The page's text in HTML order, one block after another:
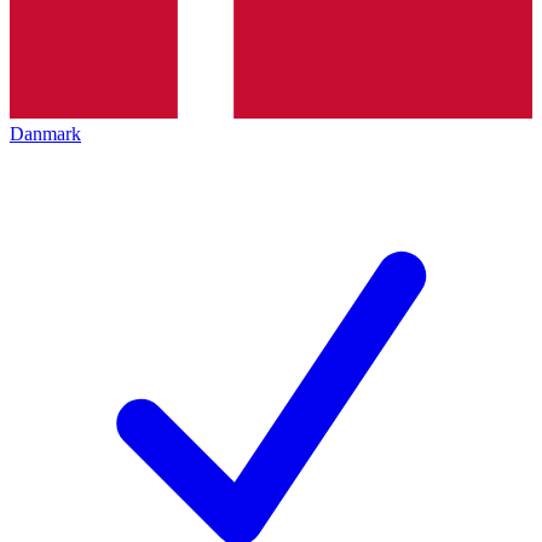
Danmark